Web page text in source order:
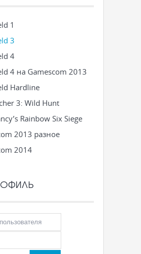
1
3
4
4 на Gamescom 2013
Hardline
3: Wild Hunt
Rainbow Six Siege
2013 разное
2014